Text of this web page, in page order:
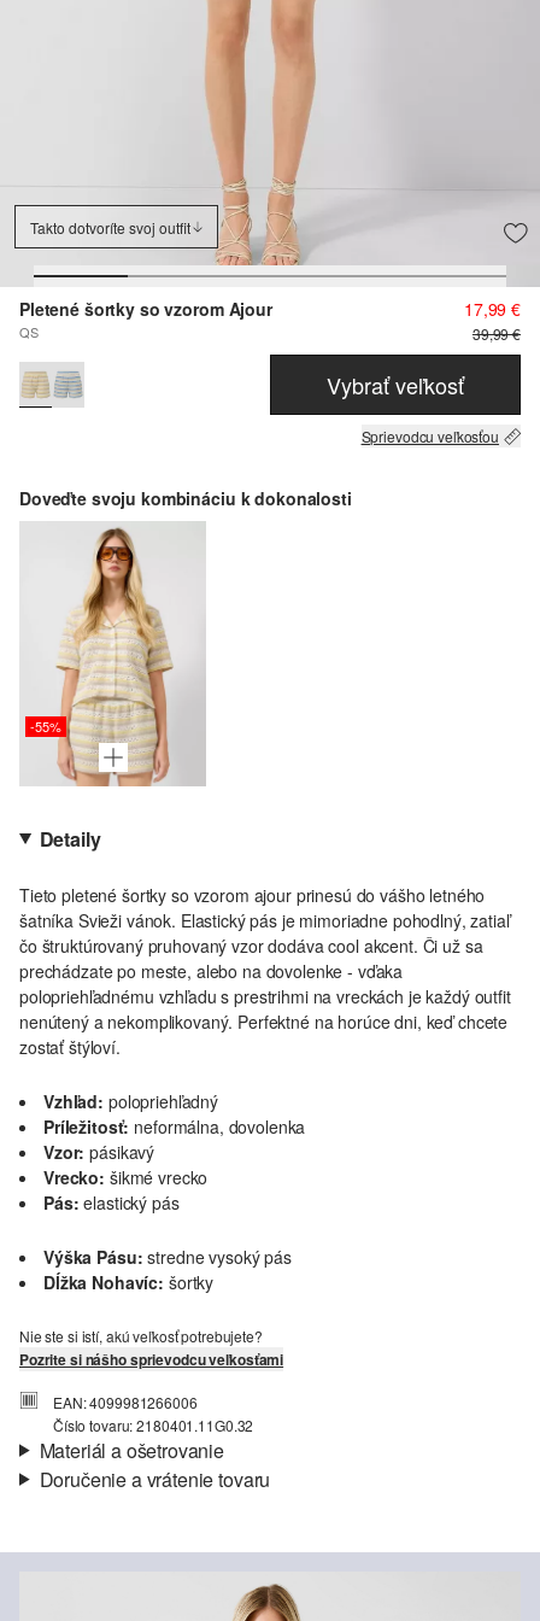
Takto dotvoríte svoj outfit
Pletené šortky so vzorom Ajour
QS
17,99 €
39,99 €
Vybrať veľkosť
Sprievodcu veľkosťou
Doveďte svoju kombináciu k dokonalosti
-55%
Detaily
Tieto pletené šortky so vzorom ajour prinesú do vášho letného
šatníka Svieži vánok. Elastický pás je mimoriadne pohodlný, zatiaľ
čo štruktúrovaný pruhovaný vzor dodáva cool akcent. Či už sa
prechádzate po meste, alebo na dovolenke - vďaka
polopriehľadnému vzhľadu s prestrihmi na vreckách je každý outfit
nenútený a nekomplikovaný. Perfektné na horúce dni, keď chcete
zostať štýloví.
Vzhľad: polopriehľadný
Príležitosť: neformálna, dovolenka
Vzor: pásikavý
Vrecko: šikmé vrecko
Pás: elastický pás
Výška Pásu: stredne vysoký pás
Dĺžka Nohavíc: šortky
Nie ste si istí, akú veľkosť potrebujete?
Pozrite si nášho sprievodcu veľkosťami
EAN: 4099981266006
Číslo tovaru: 2180401.11G0.32
Materiál a ošetrovanie
Materiál: Polyester
Doručenie a vrátenie tovaru
prostredníctvom Slovenská pošta. Prepravné náklady na